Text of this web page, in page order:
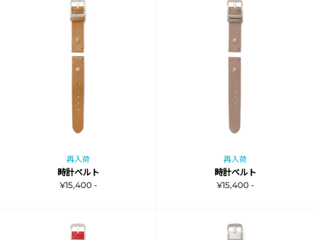
再入荷
時計ベルト
¥15,400 -
再入荷
時計ベルト
¥15,400 -